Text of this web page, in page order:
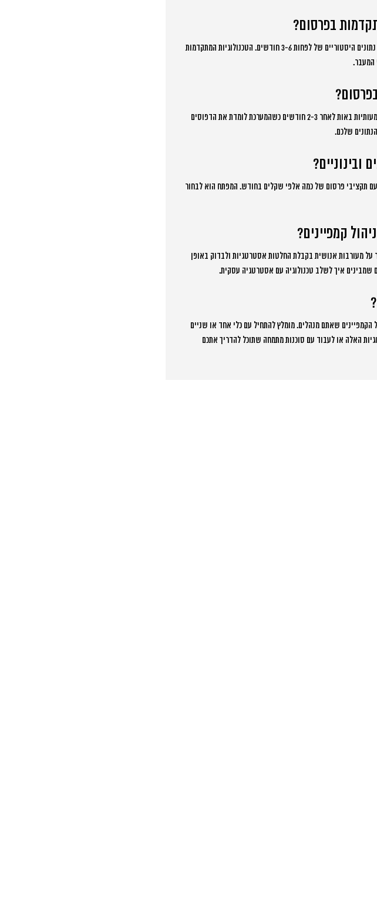
בפרסום?
העסק שלכם מוכן אם אתם כבר מנהלים קמפיינים דיגיטליים באופן קבוע ויש לכם נתונים היסטוריים של לפחות 3-6 חודשים. הטכנולוגיות המתקדמות
המעבר.
בדרך כלל תוכלו לראות שיפורים ראשוניים תוך 2-4 שבועות, אבל התוצאות המשמעותיות באות לאחר 2-3 חודשים כשהמערכת לומדת את הדפוסים
שלכם.
ובינוניים?
עם תקציבי פרסום של כמה אלפי שקלים בחודש. המפתח הוא לבחור
קמפיינים?
מעורבות אנושית בקבלת החלטות אסטרטגיות ולבדוק באופן
איך לשלב טכנולוגיה עם אסטרטגיה עסקית.
שאתם מנהלים. מומלץ להתחיל עם כלי אחד או שניים
האלה או לעבוד עם סוכנות מתמחה שתוכל להדריך אתכם